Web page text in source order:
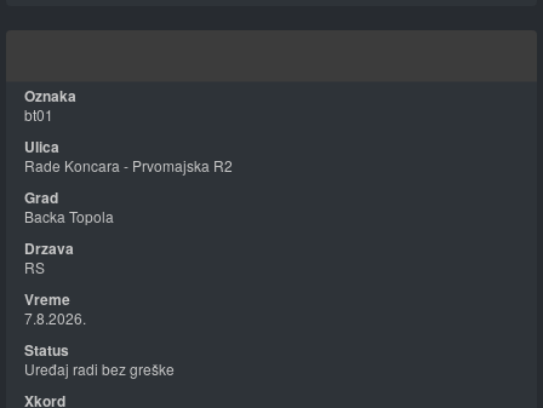
bt01
Rade Koncara - Prvomajska R2
Backa Topola
RS
7.8.2026.
Uređaj radi bez greške